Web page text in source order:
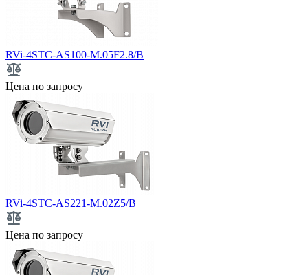
RVi-4STC-AS100-M.05F2.8/B
Цена по запросу
RVi-4STC-AS221-M.02Z5/B
Цена по запросу